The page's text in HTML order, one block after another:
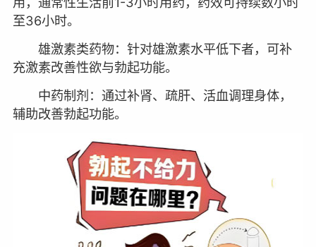
至36小时。
雄激素类药物：针对雄激素水平低下者，可补
充激素改善性欲与勃起功能。
中药制剂：通过补肾、疏肝、活血调理身体，
辅助改善勃起功能。